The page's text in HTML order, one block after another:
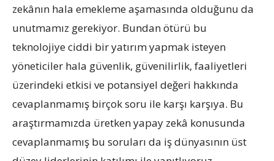
zekânın hala emekleme aşamasında olduğunu da
unutmamız gerekiyor. Bundan ötürü bu
teknolojiye ciddi bir yatırım yapmak isteyen
yöneticiler hala güvenlik, güvenilirlik, faaliyetleri
üzerindeki etkisi ve potansiyel değeri hakkında
cevaplanmamış birçok soru ile karşı karşıya. Bu
araştırmamızda üretken yapay zekâ konusunda
cevaplanmamış bu soruları da iş dünyasının üst